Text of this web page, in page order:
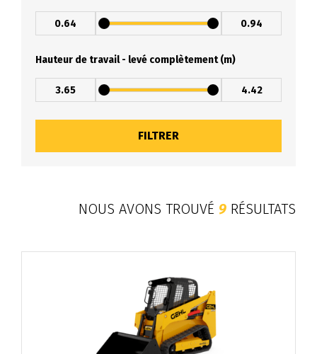
Hauteur de travail - levé complètement (m)
NOUS AVONS TROUVÉ 9 RÉSULTATS